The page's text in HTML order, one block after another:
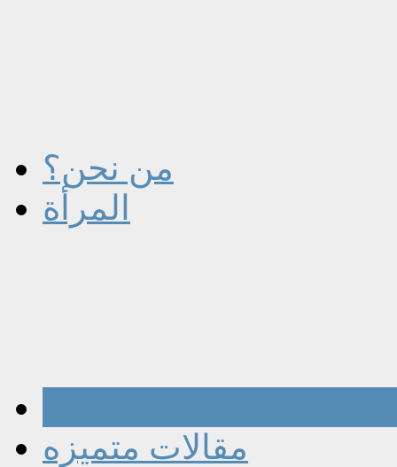
من نحن؟
المرأة
مقالات متميزه